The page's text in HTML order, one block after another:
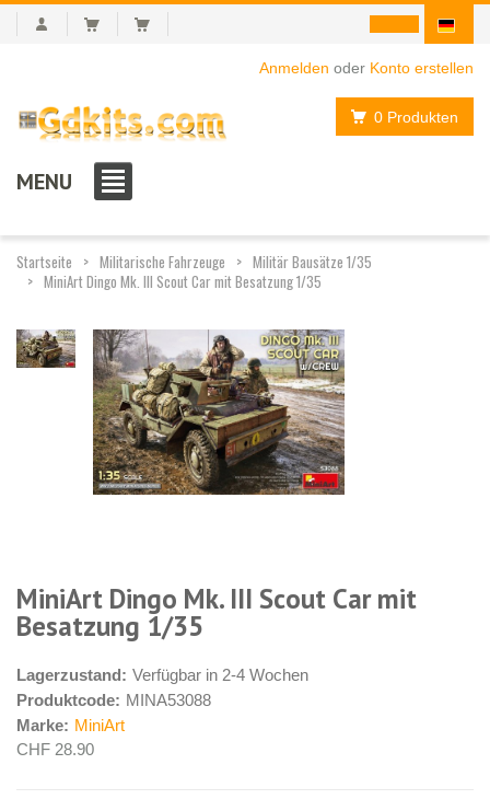
Anmelden oder Konto erstellen
0 Produkten
MENU
Startseite Militarische Fahrzeuge
Militär Bausätze 1/35
MiniArt Dingo Mk. III Scout Car mit Besatzung 1/35
MiniArt Dingo Mk. III Scout Car mit
Besatzung 1/35
Lagerzustand: Verfügbar in 2-4 Wochen
Produktcode: MINA53088
Marke: MiniArt
CHF 28.90